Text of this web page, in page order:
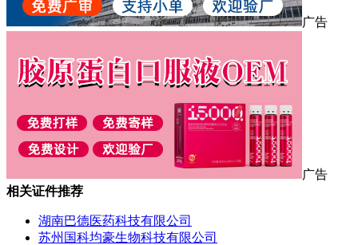
广告
广告
相关证件推荐
湖南巴德医药科技有限公司
苏州国科均豪生物科技有限公司